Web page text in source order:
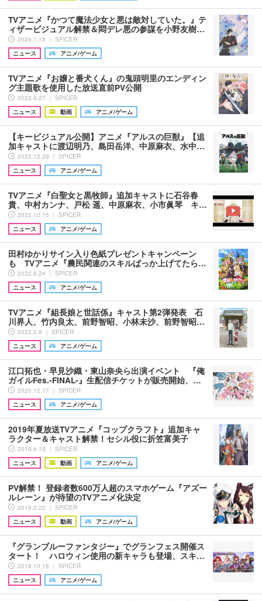
TVアニメ『かつて魔法少女と悪は敵対していた。』テ
ィザービジュアル解禁＆悶デレ悪の参謀を小野友樹…
2024.1.18 ｜ SPICER
ニュース
アニメ/ゲーム
TVアニメ『お嬢と番犬くん』の鬼頭明里のエンディン
グ主題歌を使用した放送直前PV公開
2023.9.27 ｜ SPICER
ニュース
動画 アニメ/ゲーム
【キービジュアル公開】アニメ『アルスの巨獣』【追
加キャストに渡辺明乃、島田岳洋、中原麻衣、水中…
2022.12.29 ｜ SPICER
ニュース
アニメ/ゲーム
TVアニメ『白聖女と黒牧師』追加キャストに石谷春
貴、中村カンナ、戸松 遥、中原麻衣、小市眞琴 キ…
2022.12.15 ｜ SPICER
ニュース
アニメ/ゲーム
田村ゆかりサイン入り色紙プレゼントキャンペーン
も TVアニメ『農民関連のスキルばっか上げてたら…
2022.8.24 ｜ SPICER
ニュース
アニメ/ゲーム
TVアニメ『組長娘と世話係』キャスト第2弾発表 石
川界人、竹内良太、前野智昭、小林未沙、前野智昭…
2022.2.8 ｜ SPICER
ニュース
アニメ/ゲーム
江口拓也・早見沙織・東山奈央ら出演イベント 『俺
ガイルFes.-FINAL-』生配信チケットが販売開始、…
2020.12.17 ｜ SPICER
ニュース
アニメ/ゲーム
2019年夏放送TVアニメ『コップクラフト』追加キャ
ラクター＆キャスト解禁！セシル役に折笠富美子
2019.4.19 ｜ SPICER
ニュース
動画 アニメ/ゲーム
PV解禁！ 登録者数600万人超のスマホゲーム『アズー
ルレーン』が待望のTVアニメ化決定
2019.3.22 ｜ SPICER
ニュース
動画 アニメ/ゲーム
『グランブルーファンタジー』でグランフェス開催ス
タート！ ハロウィン使用の新キャラも登場、スキ…
2018.10.18 ｜ SPICER
ニュース
アニメ/ゲーム